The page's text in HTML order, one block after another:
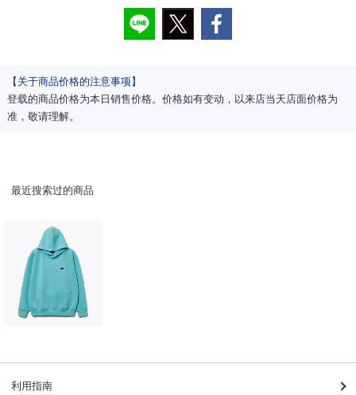
【关于商品价格的注意事项】
登载的商品价格为本日销售价格。价格如有变动，以来店当天店面价格为
准，敬请理解。
最近搜索过的商品
利用指南